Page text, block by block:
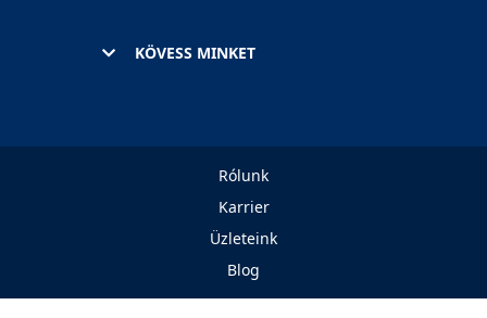
KÖVESS MINKET
Rólunk
Karrier
Üzleteink
Blog